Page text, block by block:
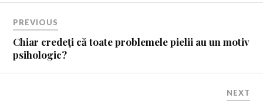
PREVIOUS
Chiar credeţi că toate problemele pielii au un motiv
psihologic?
NEXT